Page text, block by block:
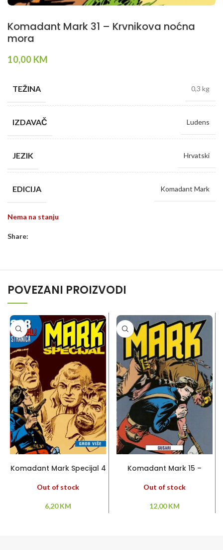
Komadant Mark 31 – Krvnikova noćna
mora
10,00 KM
TEŽINA 0,3 kg
IZDAVAČ Ludens
JEZIK Hrvatski
EDICIJA Komadant Mark
Nema na stanju
Share:
POVEZANI PROIZVODI
Komadant Mark Specijal 4
Out of stock
6,20KM
Komadant Mark 15 –
Out of stock
12,00KM